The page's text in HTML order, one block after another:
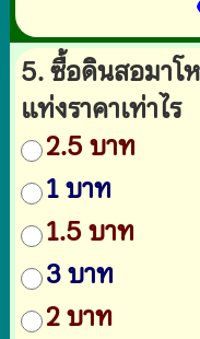
5. ซื้อดินสอมาโ
แท่งราคาเท่าไร
2.5 บาท
1 บาท
1.5 บาท
3 บาท
2 บาท